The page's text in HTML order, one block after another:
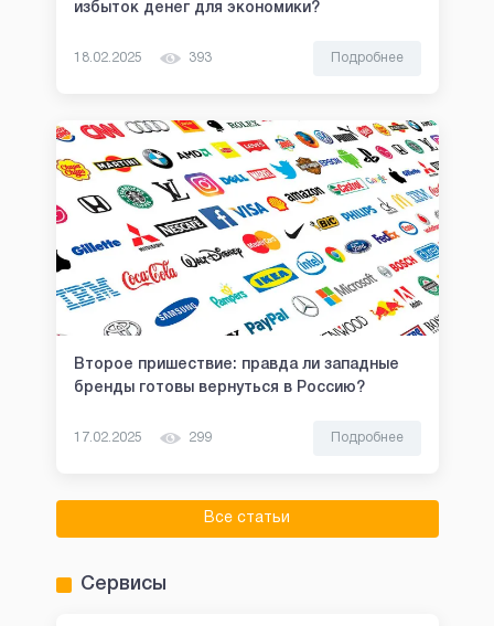
избыток денег для экономики?
18.02.2025 393 Подробнее
Второе пришествие: правда ли западные
бренды готовы вернуться в Россию?
17.02.2025 299 Подробнее
Все статьи
Сервисы